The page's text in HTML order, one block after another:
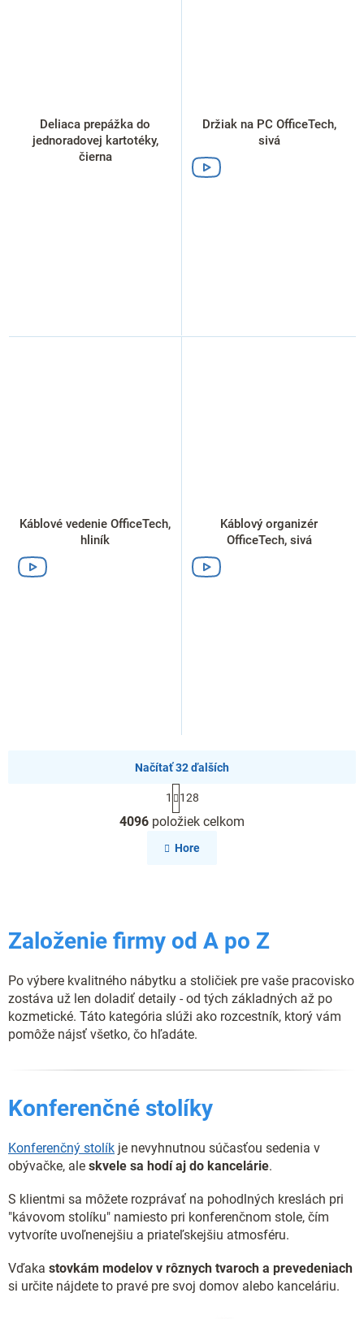
Deliaca prepážka do
jednoradovej kartotéky,
čierna
Držiak na PC OfficeTech,
sivá
Káblové vedenie OfficeTech,
hliník
Káblový organizér
OfficeTech, sivá
O
v
l
e
p
v
k
y
v
i
u
Načítať 32 ďalších
t
r
á
n
e
1 128
4096 položiek celkom
Hore
Založenie firmy od A po Z
Po výbere kvalitného nábytku a stoličiek pre vaše pracovisko
zostáva už len doladiť detaily - od tých základných až po
kozmetické. Táto kategória slúži ako rozcestník, ktorý vám
pomôže nájsť všetko, čo hľadáte.
Konferenčné stolíky
Konferenčný stolík je nevyhnutnou súčasťou sedenia v
obývačke, ale skvele sa hodí aj do kancelárie.
S klientmi sa môžete rozprávať na pohodlných kreslách pri
"kávovom stolíku" namiesto pri konferenčnom stole, čím
vytvoríte uvoľnenejšiu a priateľskejšiu atmosféru.
Vďaka stovkám modelov v rôznych tvaroch a prevedeniach
si určite nájdete to pravé pre svoj domov alebo kanceláriu.